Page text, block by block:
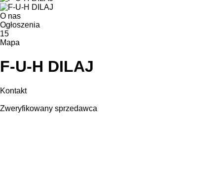
O nas
Ogłoszenia
15
Mapa
F-U-H DILAJ
Kontakt
Zweryfikowany sprzedawca